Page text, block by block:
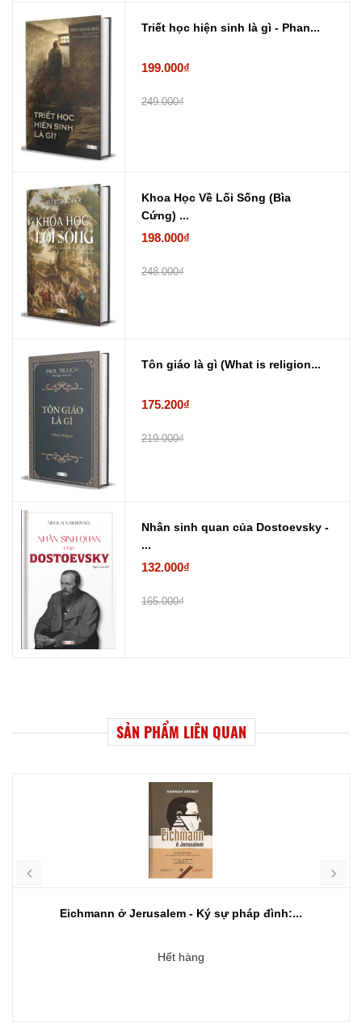
Triết học hiện sinh là gì - Phan...
199.000₫
249.000₫
Khoa Học Về Lối Sống (Bìa
Cứng) ...
198.000₫
248.000₫
Tôn giáo là gì (What is religion...
175.200₫
219.000₫
Nhân sinh quan của Dostoevsky -
...
132.000₫
165.000₫
SẢN PHẨM LIÊN QUAN
Eichmann ở Jerusalem - Ký sự pháp đình:...
Hết hàng